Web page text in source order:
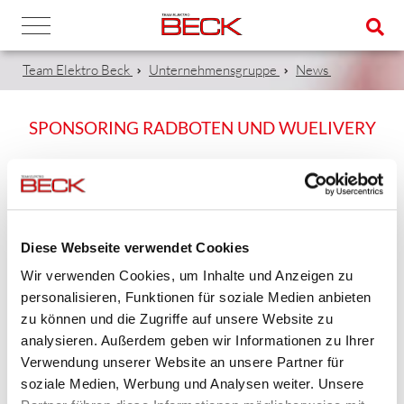
Diese Webseite verwendet Cookies
Wir verwenden Cookies, um Inhalte und Anzeigen zu
personalisieren, Funktionen für soziale Medien anbieten
zu können und die Zugriffe auf unsere Website zu
analysieren. Außerdem geben wir Informationen zu Ihrer
Verwendung unserer Website an unsere Partner für
soziale Medien, Werbung und Analysen weiter. Unsere
Team Elektro Beck Unternehmensgruppe News
SPONSORING RADBOTEN UND WUELIVERY
18.05.2021
In einem zeitlich begrenzten Aktionszeitraum stellen
wir den Radboten // WUELIVERY unseren E-Scooter zur
Verfügung.
"Mit seinem sehr geräumigen Laderaum, von drei Seiten
beladbar und einer Reichweite von ca. 100 km, ist der E-
Scooter gut für deren Zwecke einsetzbar. Die Radboten bzw.